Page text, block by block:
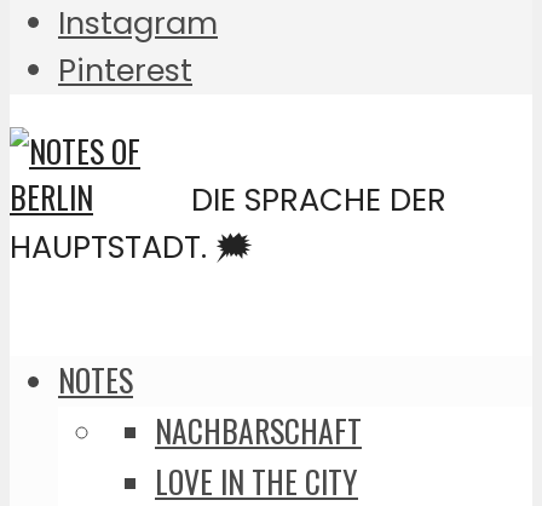
Instagram
Pinterest
DIE SPRACHE DER
HAUPTSTADT. 🗯️
NOTES
NACHBARSCHAFT
LOVE IN THE CITY